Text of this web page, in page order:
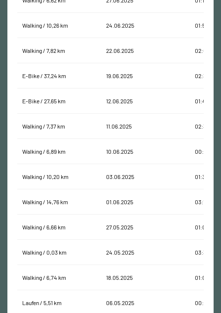
Walking / 10,26 km 24.06.2025 01:50:07
Walking / 7,82 km 22.06.2025 02:02:24
E-Bike / 37,24 km 19.06.2025 02:37:49
E-Bike / 27,65 km 12.06.2025 01:43:42
Walking / 7,37 km 11.06.2025 02:34:44
Walking / 6,89 km 10.06.2025 00:59:49
Walking / 10,20 km 03.06.2025 01:31:40
Walking / 14,76 km 01.06.2025 03:13:46
Walking / 6,66 km 27.05.2025 01:00:47
Walking / 0,03 km 24.05.2025 03:31:06
Walking / 6,74 km 18.05.2025 01:04:27
Laufen / 5,51 km 06.05.2025 00:41:14